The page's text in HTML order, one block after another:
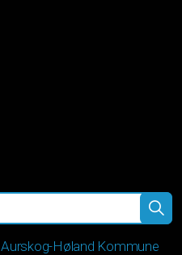
Aurskog-Høland Kommune